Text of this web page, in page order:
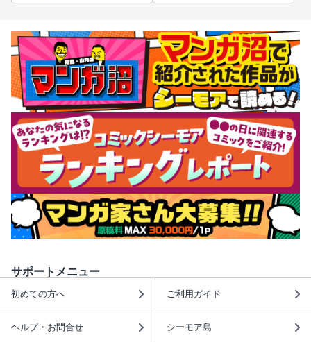
サポートメニュー
初めての方へ ご利用ガイド
ヘルプ・お問合せ シーモア島